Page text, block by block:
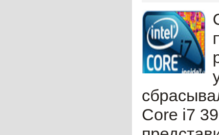
Core i7